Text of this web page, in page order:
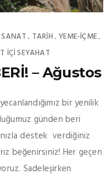
SANAT , TARİH , YEME-İÇME,
İÇİ SEYAHAT
– Ağustos
bir yenilik
günden beri
destek verdiğiniz
beğenirsiniz! Her geçen
Sadeleşirken